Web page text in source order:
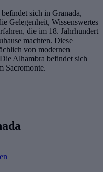
sich in Granada,
Gelegenheit, Wissenswertes
die im 18. Jahrhundert
machten. Diese
von modernen
Alhambra befindet sich
Sacromonte.